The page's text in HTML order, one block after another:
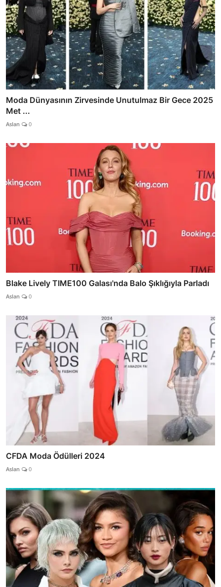
Moda Dünyasının Zirvesinde Unutulmaz Bir Gece 2025
Met ...
Aslan 0
Blake Lively TIME100 Galası'nda Balo Şıklığıyla Parladı
Aslan 0
CFDA Moda Ödülleri 2024
Aslan 0